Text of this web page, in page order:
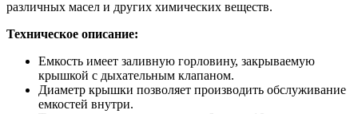
различных масел и других химических веществ.
Техническое описание:
Емкость имеет заливную горловину, закрываемую
крышкой с дыхательным клапаном.
Диаметр крышки позволяет производить обслуживание
емкостей внутри.